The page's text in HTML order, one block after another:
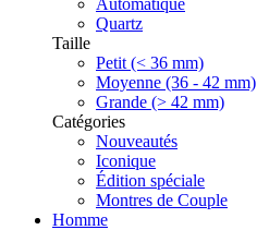
Quartz
Taille
Petit (< 36 mm)
Moyenne (36 - 42 mm)
Grande (> 42 mm)
Catégories
Nouveautés
Iconique
Édition spéciale
Montres de Couple
Homme